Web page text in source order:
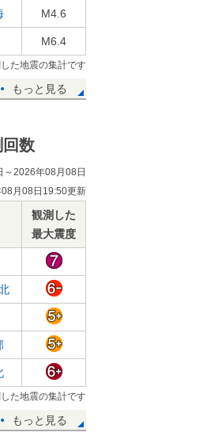
M4.6
M6.4
た地震の集計です
もっと見る
数
2026年08月08日
月08日19:50更新
観測した
最大震度
た地震の集計です
もっと見る